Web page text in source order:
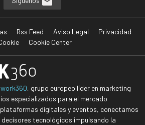
Rss Feed Aviso Legal
Privacidad
Cookie Center
, grupo europeo líder en marketing
especializados para el mercado
digitales y eventos, conectamos
tecnológicos impulsando la